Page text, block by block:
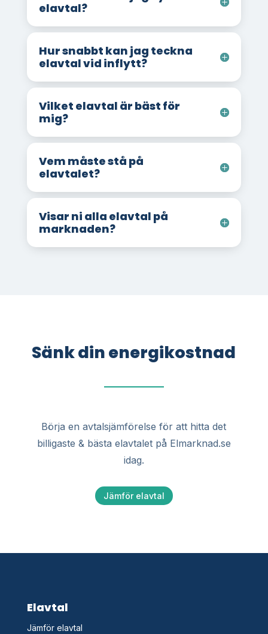
elavtal?
Hur snabbt kan jag teckna
elavtal vid inflytt?
Vilket elavtal är bäst för
mig?
Vem måste stå på
elavtalet?
Visar ni alla elavtal på
marknaden?
Sänk din energikostnad
Börja en avtalsjämförelse för att hitta det
billigaste & bästa elavtalet på Elmarknad.se
idag.
Jämför elavtal
Elavtal
Jämför elavtal